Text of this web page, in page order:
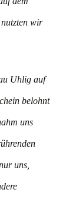
wir
Uhlig auf
belohnt
uns
uns,